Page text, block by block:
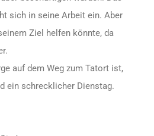
sich in seine Arbeit ein. Aber
Ziel helfen könnte, da
auf dem Weg zum Tatort ist,
ein schrecklicher Dienstag.